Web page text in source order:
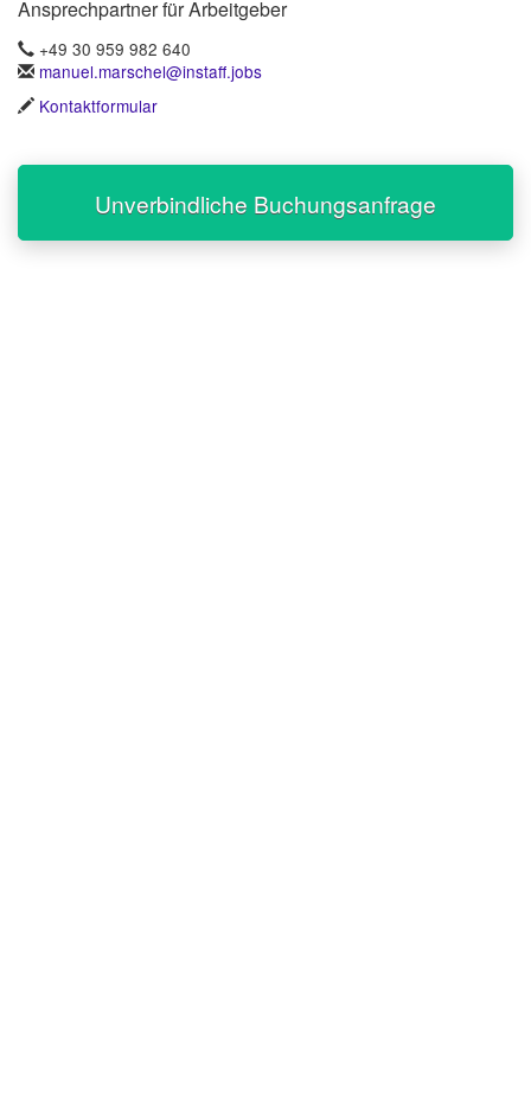
Ansprechpartner für Arbeitgeber
+49 30 959 982 640
manuel.marschel@instaff.jobs
Kontaktformular
Unverbindliche Buchungsanfrage